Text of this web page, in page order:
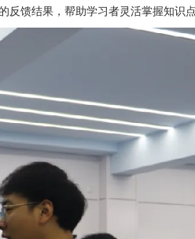
馈结果，帮助学习者灵活掌握知识点